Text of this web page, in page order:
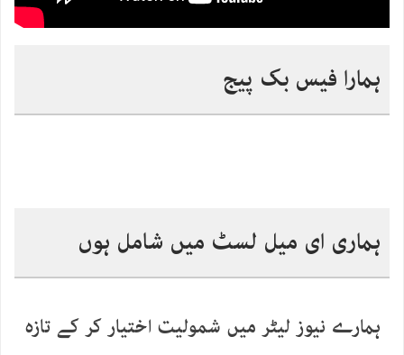
ہمارا فیس بک پیج
ہماری ای میل لسٹ میں شامل ہوں
ہمارے نیوز لیٹر میں شمولیت اختیار کر کے تازہ